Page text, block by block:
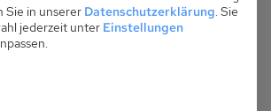
Sie in unserer Datenschutzerklärung. Sie
jederzeit unter Einstellungen
der Service-Gruppen, für die